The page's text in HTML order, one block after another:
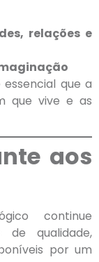
relações e
que a
que vive e as
aos
continue
de qualidade,
por um